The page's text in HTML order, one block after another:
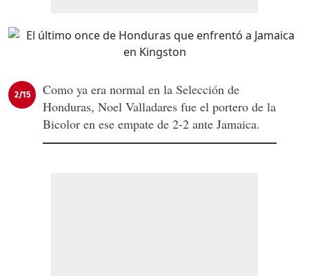
2/15
Como ya era normal en la Selección de
Honduras, Noel Valladares fue el portero de la
Bicolor en ese empate de 2-2 ante Jamaica.